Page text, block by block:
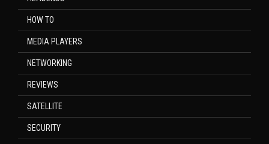
HOW TO
MEDIA PLAYERS
NETWORKING
REVIEWS
SATELLITE
SECURITY